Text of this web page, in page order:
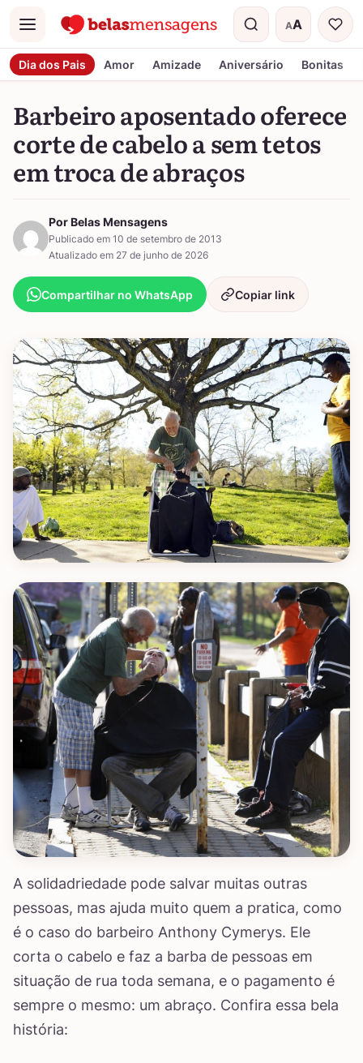
Menu AA
Tamanho do
Dia dos Pais Amor Amizade Aniversário Bonitas
Barbeiro aposentado oferece
corte de cabelo a sem tetos
em troca de abraços
Por Belas Mensagens
Publicado em 10 de setembro de 2013
Atualizado em 27 de junho de 2026
Compartilhar no WhatsApp Copiar link
A solidadriedade pode salvar muitas outras
pessoas, mas ajuda muito quem a pratica, como
é o caso do barbeiro Anthony Cymerys. Ele
corta o cabelo e faz a barba de pessoas em
situação de rua toda semana, e o pagamento é
sempre o mesmo: um abraço. Confira essa bela
história: